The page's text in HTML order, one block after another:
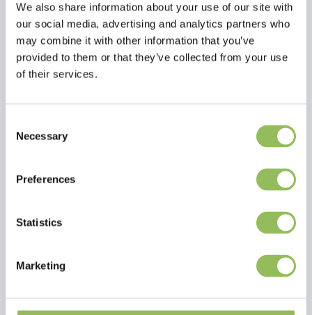
We also share information about your use of our site with
our social media, advertising and analytics partners who
may combine it with other information that you’ve
provided to them or that they’ve collected from your use
of their services.
Selection
Necessary
Preferences
Statistics
Marketing
Versandkosten